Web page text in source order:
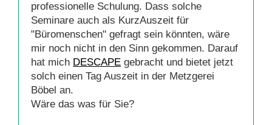
professionelle Schulung. Dass solche
Seminare auch als KurzAuszeit für
"Büromenschen" gefragt sein könnten, wäre
mir noch nicht in den Sinn gekommen. Darauf
hat mich DESCAPE gebracht und bietet jetzt
solch einen Tag Auszeit in der Metzgerei
Böbel an.
Wäre das was für Sie?